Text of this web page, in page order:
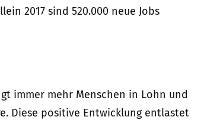
2017 sind 520.000 neue Jobs
immer mehr Menschen in Lohn und
Diese positive Entwicklung entlastet